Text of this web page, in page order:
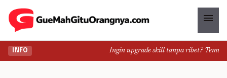
menu
INFO Ingin upgrade skill tanpa ribet? Temukan